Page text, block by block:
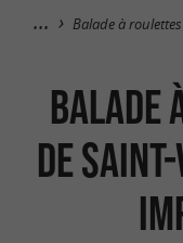
Balade à
Balade
de